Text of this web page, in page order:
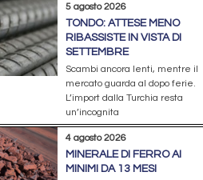
5 agosto 2026
TONDO: ATTESE MENO
RIBASSISTE IN VISTA DI
SETTEMBRE
Scambi ancora lenti, mentre il
mercato guarda al dopo ferie.
L’import dalla Turchia resta
un’incognita
4 agosto 2026
MINERALE DI FERRO AI
MINIMI DA 13 MESI